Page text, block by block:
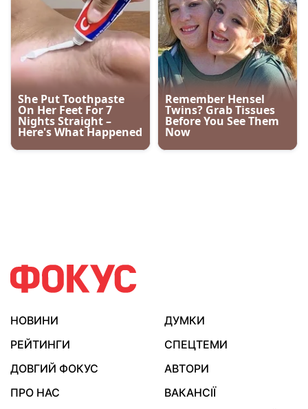
НОВИНИ
ДУМКИ
РЕЙТИНГИ
СПЕЦТЕМИ
ДОВГИЙ ФОКУС
АВТОРИ
ПРО НАС
ВАКАНСІЇ